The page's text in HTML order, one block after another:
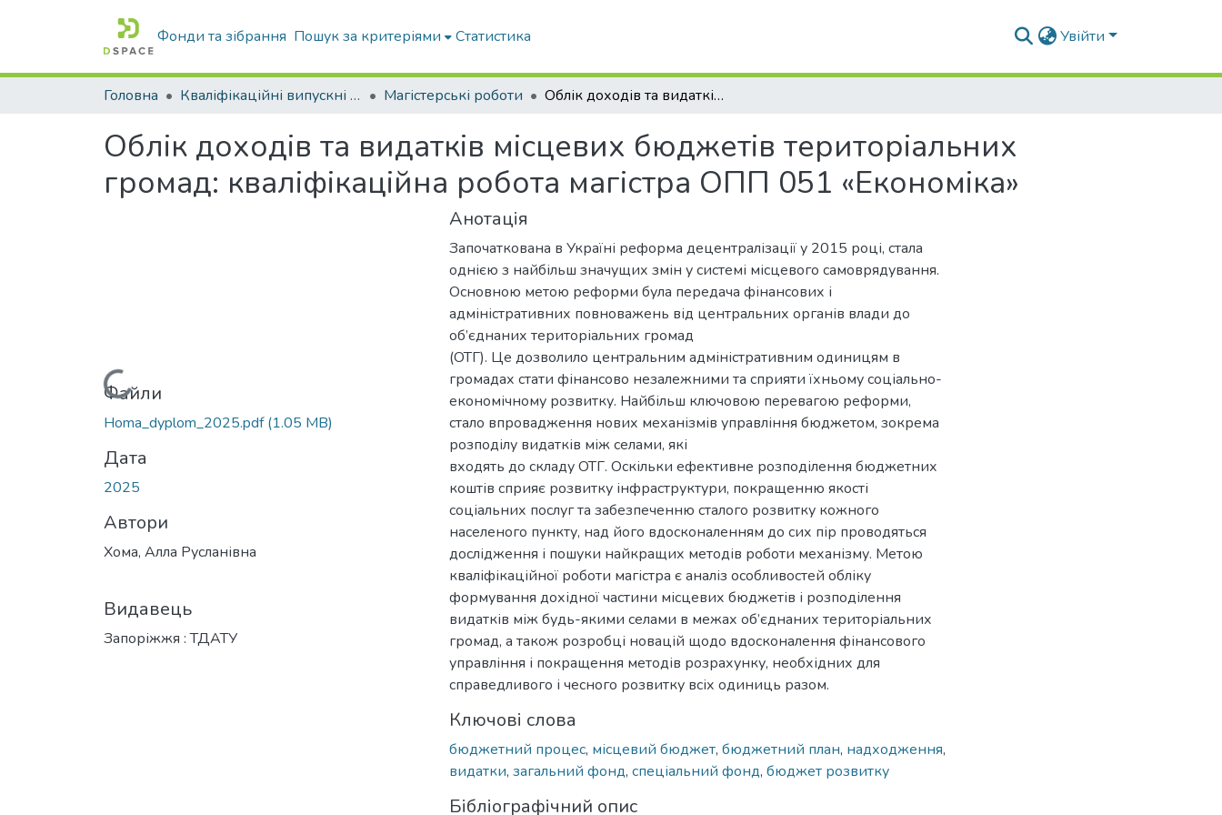
Фонди та зібрання Пошук за критеріями Статистика Увійти
Головна Кваліфікаційні випускні роботи бакалаврів і магістрів Магістерські роботи Облік доходів та видатків місцевих бюджетів територіальних громад: кваліфікаційна робота магістра ОПП 051 «Економіка»
Облік доходів та видатків місцевих бюджетів територіальних
громад: кваліфікаційна робота магістра ОПП 051 «Економіка»
Вантажиться...
Файли
Homa_dyplom_2025.pdf(1.05 MB)
Дата
2025
Автори
Хома, Алла Русланівна
Видавець
Запоріжжя : ТДАТУ
Анотація
Започаткована в Україні реформа децентралізації у 2015 році, стала
однією з найбільш значущих змін у системі місцевого самоврядування.
Основною метою реформи була передача фінансових і
адміністративних повноважень від центральних органів влади до
об’єднаних територіальних громад
(ОТГ). Це дозволило центральним адміністративним одиницям в
громадах стати фінансово незалежними та сприяти їхньому соціально-
економічному розвитку. Найбільш ключовою перевагою реформи,
стало впровадження нових механізмів управління бюджетом, зокрема
розподілу видатків між селами, які
входять до складу ОТГ. Оскільки ефективне розподілення бюджетних
коштів сприяє розвитку інфраструктури, покращенню якості
соціальних послуг та забезпеченню сталого розвитку кожного
населеного пункту, над його вдосконаленням до сих пір проводяться
дослідження і пошуки найкращих методів роботи механізму. Метою
кваліфікаційної роботи магістра є аналіз особливостей обліку
формування дохідної частини місцевих бюджетів і розподілення
видатків між будь-якими селами в межах об’єднаних територіальних
громад, а також розробці новацій щодо вдосконалення фінансового
управління і покращення методів розрахунку, необхідних для
справедливого і чесного розвитку всіх одиниць разом.
Ключові слова
бюджетний процес, місцевий бюджет, бюджетний план, надходження,
видатки, загальний фонд, спеціальний фонд, бюджет розвитку
Бібліографічний опис